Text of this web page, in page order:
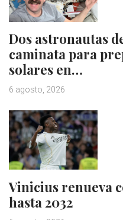
Dos astronautas
caminata para
solares en…
6 agosto, 2026
Vinicius renueva
hasta 2032